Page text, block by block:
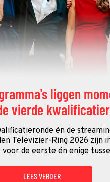
liggen
vierde
én de
Televizier-Ring 2026 zijn
voor de eerste én enige
LEES VERDER